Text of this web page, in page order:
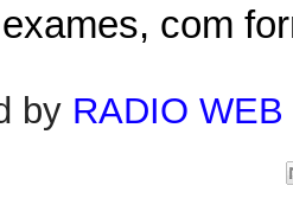
com
by RADIO